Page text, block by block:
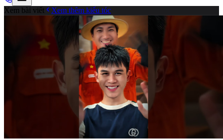
Xem bài viết
Xem thêm kiểu tóc
Cùng tạo mẫu tóc với chuyên gia
Cùng tạo mẫu tóc với chuyên gia